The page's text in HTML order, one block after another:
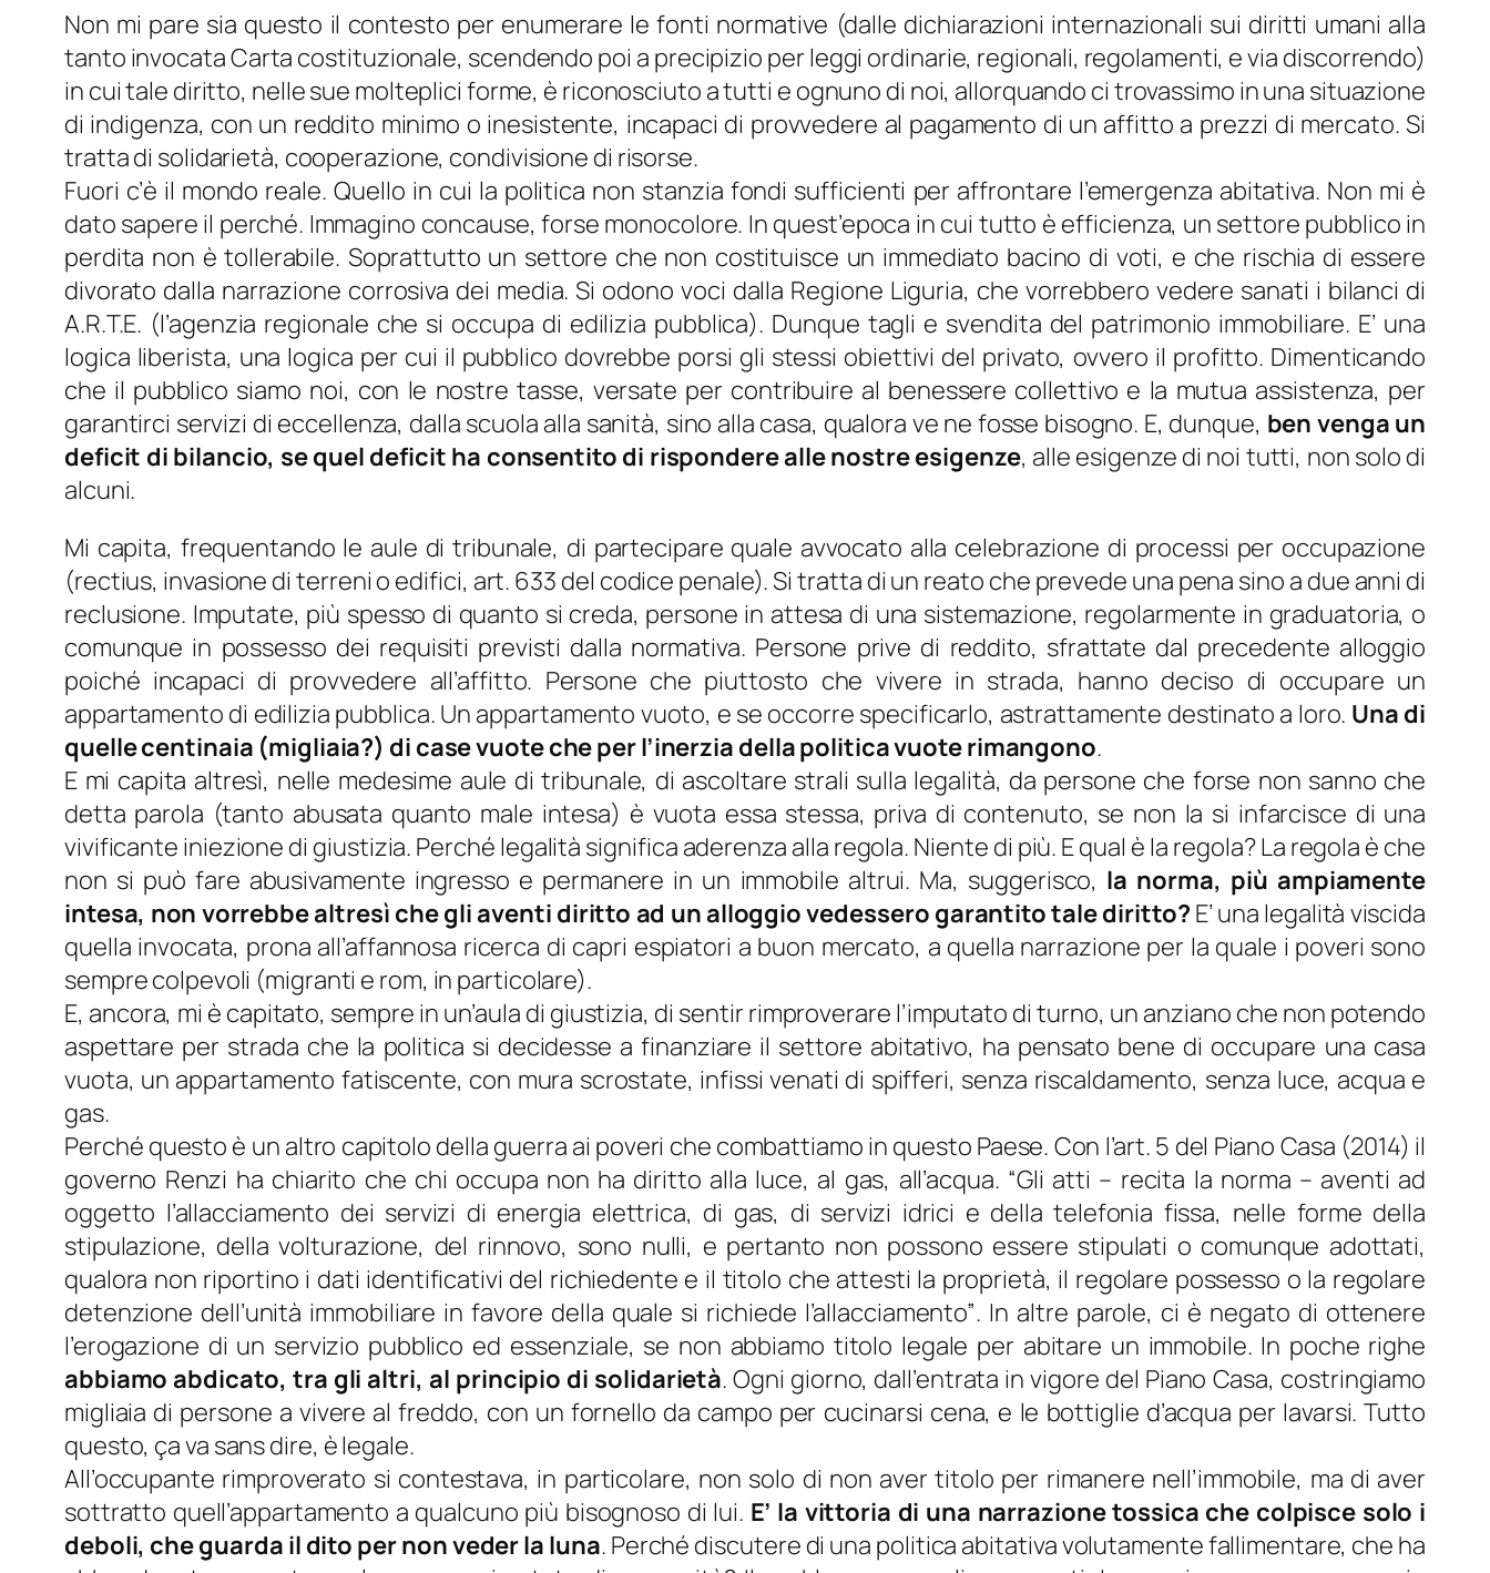
Non mi pare sia questo il contesto per enumerare le fonti normative (dalle dichiarazioni internazionali sui diritti umani alla
tanto invocata Carta costituzionale, scendendo poi a precipizio per leggi ordinarie, regionali, regolamenti, e via discorrendo)
in cui tale diritto, nelle sue molteplici forme, è riconosciuto a tutti e ognuno di noi, allorquando ci trovassimo in una situazione
di indigenza, con un reddito minimo o inesistente, incapaci di provvedere al pagamento di un affitto a prezzi di mercato. Si
tratta di solidarietà, cooperazione, condivisione di risorse.
Fuori c’è il mondo reale. Quello in cui la politica non stanzia fondi sufficienti per affrontare l’emergenza abitativa. Non mi è
dato sapere il perché. Immagino concause, forse monocolore. In quest’epoca in cui tutto è efficienza, un settore pubblico in
perdita non è tollerabile. Soprattutto un settore che non costituisce un immediato bacino di voti, e che rischia di essere
divorato dalla narrazione corrosiva dei media. Si odono voci dalla Regione Liguria, che vorrebbero vedere sanati i bilanci di
A.R.T.E. (l’agenzia regionale che si occupa di edilizia pubblica). Dunque tagli e svendita del patrimonio immobiliare. E’ una
logica liberista, una logica per cui il pubblico dovrebbe porsi gli stessi obiettivi del privato, ovvero il profitto. Dimenticando
che il pubblico siamo noi, con le nostre tasse, versate per contribuire al benessere collettivo e la mutua assistenza, per
garantirci servizi di eccellenza, dalla scuola alla sanità, sino alla casa, qualora ve ne fosse bisogno. E, dunque, ben venga un
deficit di bilancio, se quel deficit ha consentito di rispondere alle nostre esigenze, alle esigenze di noi tutti, non solo di
alcuni.
Mi capita, frequentando le aule di tribunale, di partecipare quale avvocato alla celebrazione di processi per occupazione
(rectius, invasione di terreni o edifici, art. 633 del codice penale). Si tratta di un reato che prevede una pena sino a due anni di
reclusione. Imputate, più spesso di quanto si creda, persone in attesa di una sistemazione, regolarmente in graduatoria, o
comunque in possesso dei requisiti previsti dalla normativa. Persone prive di reddito, sfrattate dal precedente alloggio
poiché incapaci di provvedere all’affitto. Persone che piuttosto che vivere in strada, hanno deciso di occupare un
appartamento di edilizia pubblica. Un appartamento vuoto, e se occorre specificarlo, astrattamente destinato a loro. Una di
quelle centinaia (migliaia?) di case vuote che per l’inerzia della politica vuote rimangono.
E mi capita altresì, nelle medesime aule di tribunale, di ascoltare strali sulla legalità, da persone che forse non sanno che
detta parola (tanto abusata quanto male intesa) è vuota essa stessa, priva di contenuto, se non la si infarcisce di una
vivificante iniezione di giustizia. Perché legalità significa aderenza alla regola. Niente di più. E qual è la regola? La regola è che
non si può fare abusivamente ingresso e permanere in un immobile altrui. Ma, suggerisco, la norma, più ampiamente
intesa, non vorrebbe altresì che gli aventi diritto ad un alloggio vedessero garantito tale diritto? E’ una legalità viscida
quella invocata, prona all’affannosa ricerca di capri espiatori a buon mercato, a quella narrazione per la quale i poveri sono
sempre colpevoli (migranti e rom, in particolare).
E, ancora, mi è capitato, sempre in un’aula di giustizia, di sentir rimproverare l’imputato di turno, un anziano che non potendo
aspettare per strada che la politica si decidesse a finanziare il settore abitativo, ha pensato bene di occupare una casa
vuota, un appartamento fatiscente, con mura scrostate, infissi venati di spifferi, senza riscaldamento, senza luce, acqua e
gas.
Perché questo è un altro capitolo della guerra ai poveri che combattiamo in questo Paese. Con l’art. 5 del Piano Casa (2014) il
governo Renzi ha chiarito che chi occupa non ha diritto alla luce, al gas, all’acqua. “Gli atti – recita la norma – aventi ad
oggetto l’allacciamento dei servizi di energia elettrica, di gas, di servizi idrici e della telefonia fissa, nelle forme della
stipulazione, della volturazione, del rinnovo, sono nulli, e pertanto non possono essere stipulati o comunque adottati,
qualora non riportino i dati identificativi del richiedente e il titolo che attesti la proprietà, il regolare possesso o la regolare
detenzione dell’unità immobiliare in favore della quale si richiede l’allacciamento”. In altre parole, ci è negato di ottenere
l’erogazione di un servizio pubblico ed essenziale, se non abbiamo titolo legale per abitare un immobile. In poche righe
abbiamo abdicato, tra gli altri, al principio di solidarietà. Ogni giorno, dall’entrata in vigore del Piano Casa, costringiamo
migliaia di persone a vivere al freddo, con un fornello da campo per cucinarsi cena, e le bottiglie d’acqua per lavarsi. Tutto
questo, ça va sans dire, è legale.
All’occupante rimproverato si contestava, in particolare, non solo di non aver titolo per rimanere nell’immobile, ma di aver
sottratto quell’appartamento a qualcuno più bisognoso di lui. E’ la vittoria di una narrazione tossica che colpisce solo i
deboli, che guarda il dito per non veder la luna. Perché discutere di una politica abitativa volutamente fallimentare, che ha